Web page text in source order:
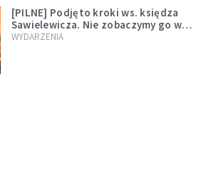
[PILNE] Podjęto kroki ws. księdza
Sawielewicza. Nie zobaczymy go w
mediach
WYDARZENIA